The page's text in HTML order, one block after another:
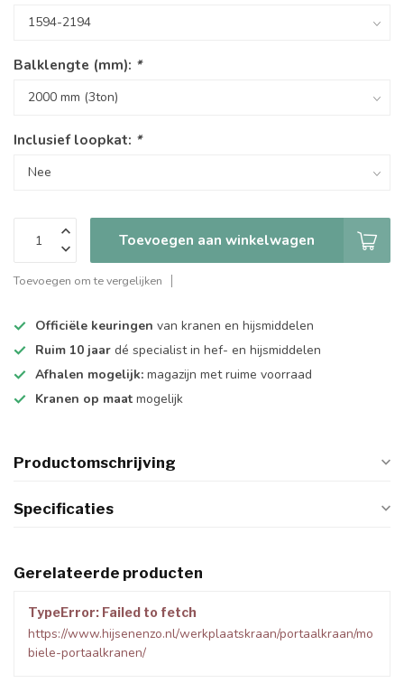
Balklengte (mm): *
Inclusief loopkat: *
Toevoegen aan winkelwagen
Toevoegen om te vergelijken
Officiële keuringen van kranen en hijsmiddelen
Ruim 10 jaar dé specialist in hef- en hijsmiddelen
Afhalen mogelijk: magazijn met ruime voorraad
Kranen op maat mogelijk
Productomschrijving
Specificaties
Gerelateerde producten
TypeError: Failed to fetch
https://www.hijsenenzo.nl/werkplaatskraan/portaalkraan/mo
biele-portaalkranen/